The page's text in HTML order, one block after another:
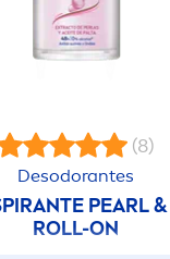
(8)
Desodorantes
PEARL&
ROLL-ON